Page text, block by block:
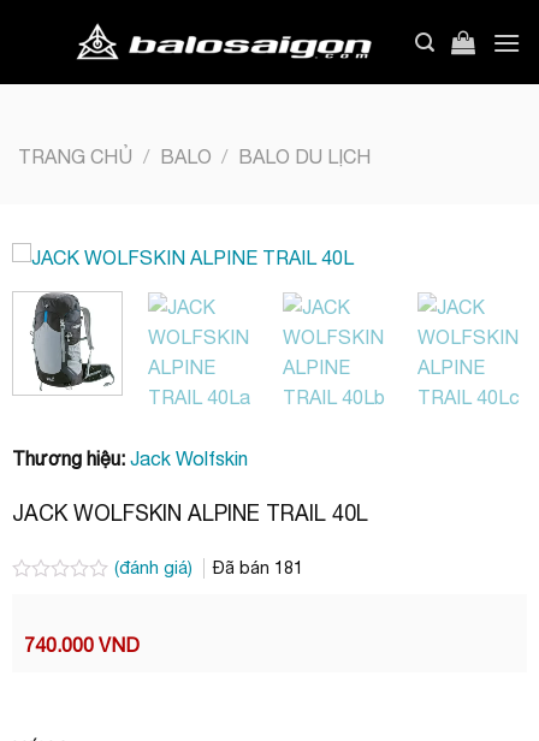
TRANG CHỦ / BALO / BALO DU LỊCH
Thương hiệu: Jack Wolfskin
JACK WOLFSKIN ALPINE TRAIL 40L
hạng
0.0
(đánh giá) Đã bán 181
740.000 VND